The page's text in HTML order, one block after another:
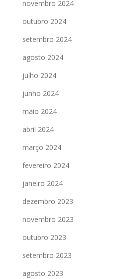
novembro 2024
outubro 2024
setembro 2024
agosto 2024
julho 2024
junho 2024
maio 2024
abril 2024
março 2024
fevereiro 2024
janeiro 2024
dezembro 2023
novembro 2023
outubro 2023
setembro 2023
agosto 2023